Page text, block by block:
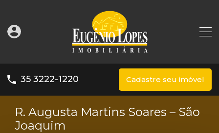
35 3222-1220 Cadastre seu imóvel
R. Augusta Martins Soares – São
Joaquim